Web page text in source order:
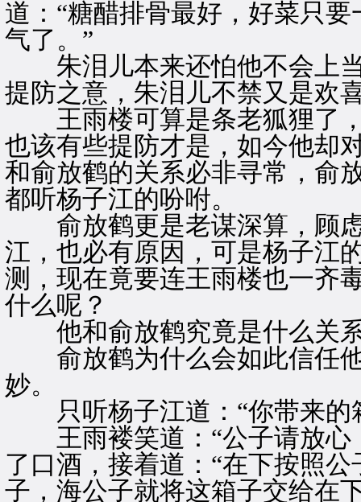
道：“糖醋排骨最好，好菜只
气了。”
朱泪儿本来还怕他不会上当
提防之意，朱泪儿不禁又是欢
王雨楼可算是条老狐狸了，
也该有些提防才是，如今他却
和俞放鹤的关系必非寻常，俞
都听杨子江的吩咐。
俞放鹤更是老谋深算，顾虑
江，也必有原因，可是杨子江
测，现在竟要连王雨楼也一齐
什么呢？
他和俞放鹤究竟是什么关
俞放鹤为什么会如此信任他
妙。
只听杨子江道：“你带来的
王雨褛笑道：“公子请放心
了口酒，接着道：“在下按照
子，海公子就将这箱子交给在